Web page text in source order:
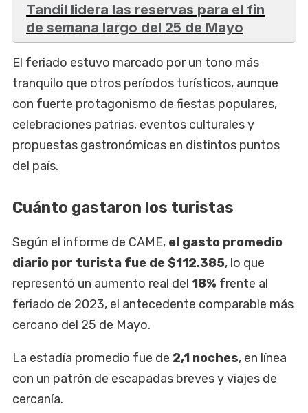
Tandil lidera las reservas para el fin
de semana largo del 25 de Mayo
El feriado estuvo marcado por un tono más
tranquilo que otros períodos turísticos, aunque
con fuerte protagonismo de fiestas populares,
celebraciones patrias, eventos culturales y
propuestas gastronómicas en distintos puntos
del país.
Cuánto gastaron los turistas
Según el informe de CAME, el gasto promedio
diario por turista fue de $112.385, lo que
representó un aumento real del 18% frente al
feriado de 2023, el antecedente comparable más
cercano del 25 de Mayo.
La estadía promedio fue de 2,1 noches, en línea
con un patrón de escapadas breves y viajes de
cercanía.